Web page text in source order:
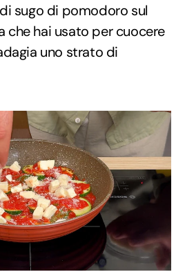
sugo di pomodoro sul
che hai usato per cuocere
uno strato di